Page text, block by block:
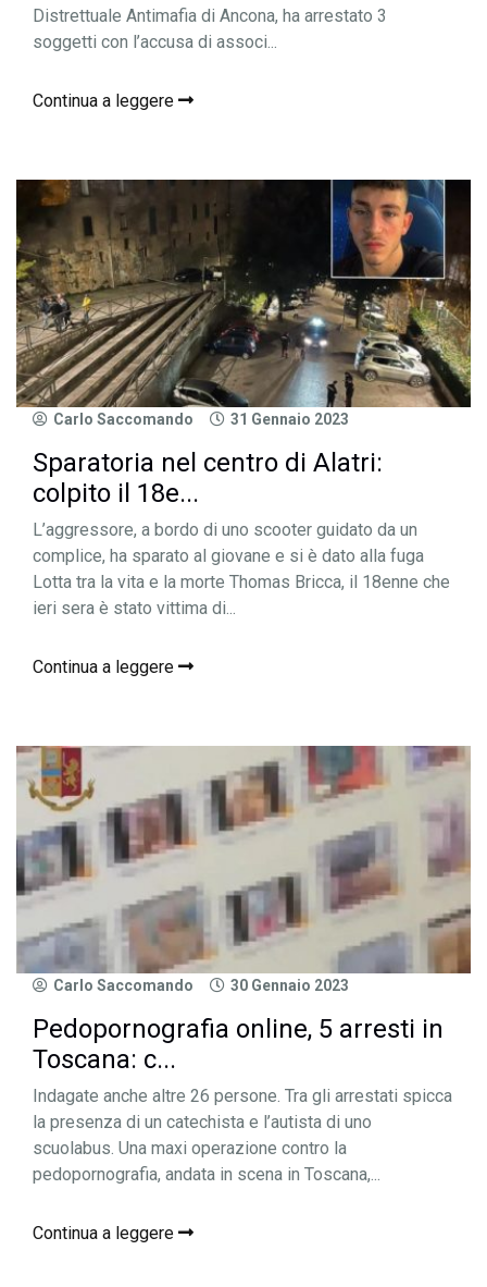
Distrettuale Antimafia di Ancona, ha arrestato 3
soggetti con l’accusa di associ...
Continua a leggere
Carlo Saccomando 31 Gennaio 2023
Sparatoria nel centro di Alatri:
colpito il 18e...
L’aggressore, a bordo di uno scooter guidato da un
complice, ha sparato al giovane e si è dato alla fuga
Lotta tra la vita e la morte Thomas Bricca, il 18enne che
ieri sera è stato vittima di...
Continua a leggere
Carlo Saccomando 30 Gennaio 2023
Pedopornografia online, 5 arresti in
Toscana: c...
Indagate anche altre 26 persone. Tra gli arrestati spicca
la presenza di un catechista e l’autista di uno
scuolabus. Una maxi operazione contro la
pedopornografia, andata in scena in Toscana,...
Continua a leggere